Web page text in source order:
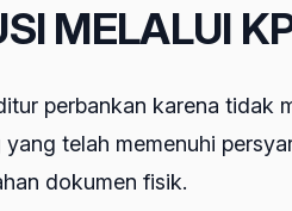
MELALUI
perbankan karena tidak
telah memenuhi
dokumen fisik.